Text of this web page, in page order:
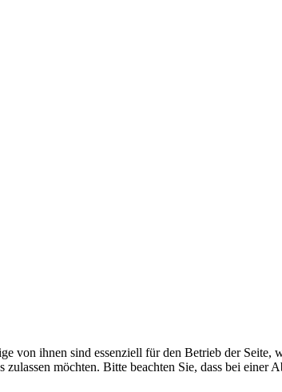
von ihnen sind essenziell für den Betrieb der
zulassen möchten. Bitte beachten Sie, dass bei